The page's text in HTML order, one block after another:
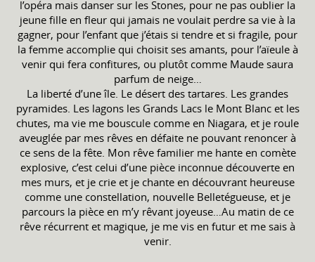
l’opéra mais danser sur les Stones, pour ne pas oublier la
jeune fille en fleur qui jamais ne voulait perdre sa vie à la
gagner, pour l’enfant que j’étais si tendre et si fragile, pour
la femme accomplie qui choisit ses amants, pour l’aïeule à
venir qui fera confitures, ou plutôt comme Maude saura
parfum de neige…
La liberté d’une île. Le désert des tartares. Les grandes
pyramides. Les lagons les Grands Lacs le Mont Blanc et les
chutes, ma vie me bouscule comme en Niagara, et je roule
aveuglée par mes rêves en défaite ne pouvant renoncer à
ce sens de la fête. Mon rêve familier me hante en comète
explosive, c’est celui d’une pièce inconnue découverte en
mes murs, et je crie et je chante en découvrant heureuse
comme une constellation, nouvelle Belletégueuse, et je
parcours la pièce en m’y rêvant joyeuse…Au matin de ce
rêve récurrent et magique, je me vis en futur et me sais à
venir.